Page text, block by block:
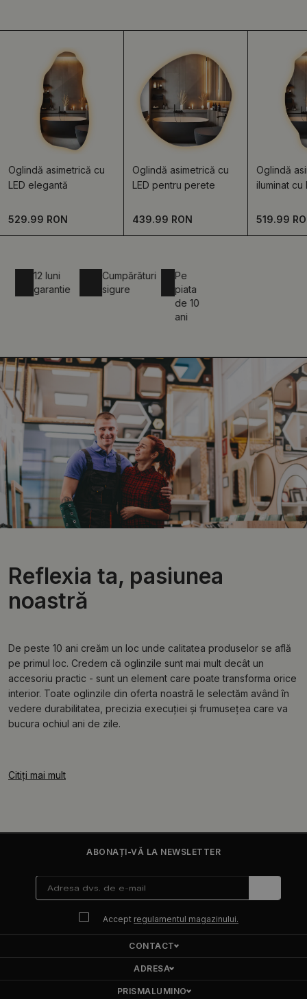
Oglindă asimetrică cu
LED elegantă
529.99 RON
Oglindă asimetrică cu
LED pentru perete
439.99 RON
Oglindă
iluminat cu
519.99
12 luni
garantie
Cumpărături
sigure
Pe
de 10
Reflexia ta, pasiunea
noastră
De peste 10 ani creăm un loc unde calitatea produselor se află
pe primul loc. Credem că oglinzile sunt mai mult decât un
accesoriu practic - sunt un element care poate transforma orice
interior. Toate oglinzile din oferta noastră le selectăm având în
vedere durabilitatea, precizia execuției și frumusețea care va
bucura ochiul ani de zile.
Citiți mai mult
ABONAȚI-VĂ LA NEWSLETTER
Accept regulamentul magazinului.
CONTACT
ADRESA
PRISMALUMINO